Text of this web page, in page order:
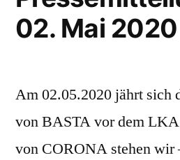
02. Mai 2020
Am 02.05.2020 jährt sich
von BASTA vor dem
von CORONA stehen wir